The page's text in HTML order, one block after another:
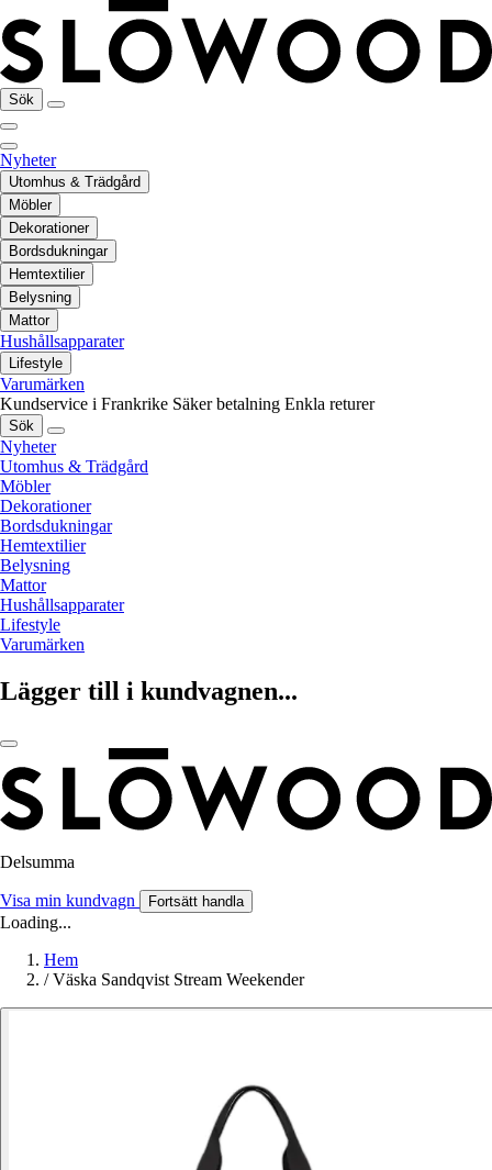
Sök
Nyheter
Utomhus & Trädgård
Möbler
Dekorationer
Bordsdukningar
Hemtextilier
Belysning
Mattor
Hushållsapparater
Lifestyle
Varumärken
Kundservice i Frankrike Säker betalning Enkla returer
Sök
Nyheter
Utomhus & Trädgård
Möbler
Dekorationer
Bordsdukningar
Hemtextilier
Belysning
Mattor
Hushållsapparater
Lifestyle
Varumärken
Lägger till i kundvagnen...
Delsumma
Visa min kundvagn Fortsätt handla
Loading...
Hem
/ Väska Sandqvist Stream Weekender